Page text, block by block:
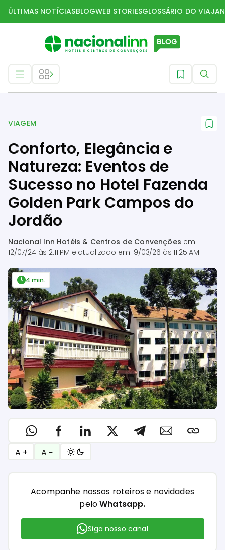
ÚLTIMAS NOTÍCIASBLOGWEB STORIESGLOSSÁRIO DO
VIAGEM
Conforto, Elegância e
Natureza: Eventos de
Sucesso no Hotel Fazenda
Golden Park Campos do
Jordão
Nacional Inn Hotéis & Centros de Convenções em
12/07/24 às 2:11 PM e atualizado em19/03/26 às 11:25 AM
4 min.
A + A −
Acompanhe nossos roteiros e novidades
peloWhatsapp.
Siga nosso canal